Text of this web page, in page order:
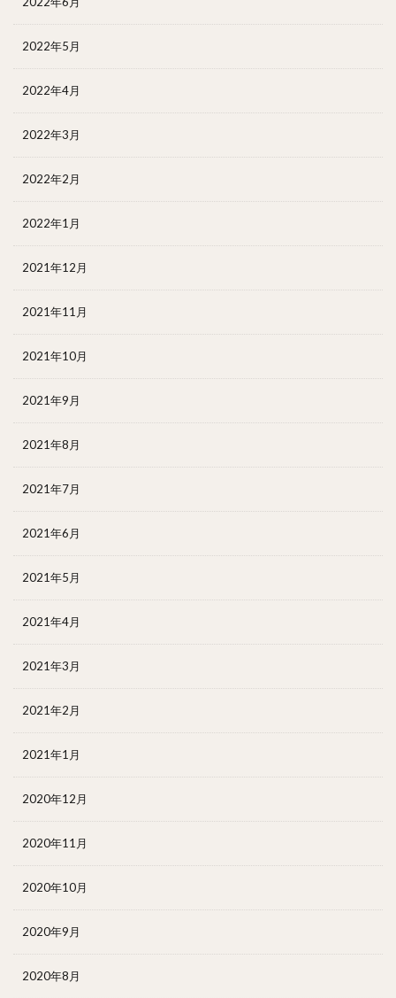
2022年5月
2022年4月
2022年3月
2022年2月
2022年1月
2021年12月
2021年11月
2021年10月
2021年9月
2021年8月
2021年7月
2021年6月
2021年5月
2021年4月
2021年3月
2021年2月
2021年1月
2020年12月
2020年11月
2020年10月
2020年9月
2020年8月